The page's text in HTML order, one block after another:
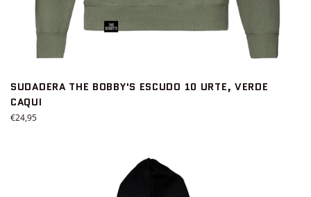
SUDADERA THE BOBBY'S ESCUDO 10 URTE, VERDE
CAQUI
Precio
€24,95